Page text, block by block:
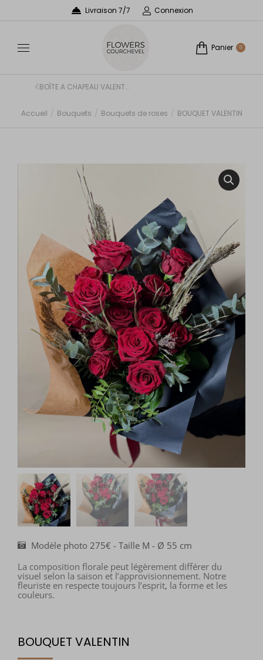
Livraison 7/7 Connexion
Panier 0
Vous êtes ici :
Accueil Bouquets Bouquets de roses BOUQUET VALENTIN
BOÎTE A CHAPEAU VALENTINE
Modèle photo 275€ - Taille M - Ø 55 cm
La composition florale peut légèrement différer du
visuel selon la saison et l’approvisionnement. Notre
fleuriste en respecte toujours l’esprit, la forme et les
couleurs.
BOUQUET VALENTIN